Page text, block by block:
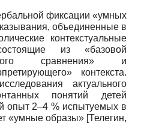
фиксации «умных
объединенные в
контекстуальные
из «базовой
сравнения» и
контекста.
актуального
понятий детей
опыт 2–4 % испытуемых в
«умные образы» [Телегин,